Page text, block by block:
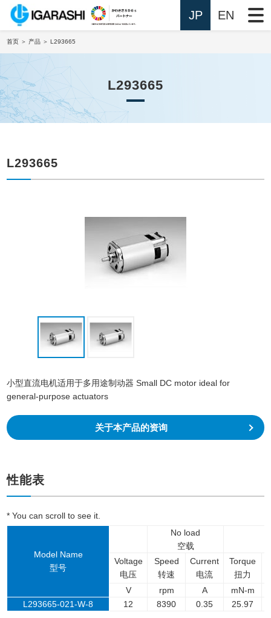
JP EN
首页 ＞ 产品 ＞ L293665
L293665
L293665
小型直流电机适用于多用途制动器 Small DC motor ideal for
general-purpose actuators
关于本产品的资询
性能表
* You can scroll to see it.
Model Name
型号
No load
空载
Voltage
电压
Speed
转速
Current
电流
Torque
扭力
V rpm A
mN-m
L293665-021-W-8
12 8390 0.35 25.97